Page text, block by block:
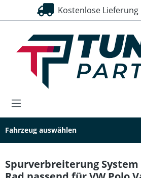
springen Kostenlose
Fahrzeug auswählen
Spurverbreiterung System